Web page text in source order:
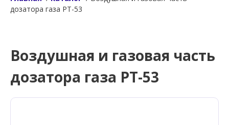
дозатора газа РТ-53
Воздушная и газовая часть
дозатора газа РТ-53